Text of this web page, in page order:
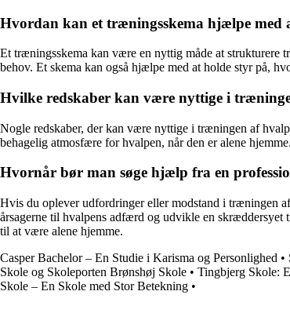
Hvordan kan et træningsskema hjælpe med
Et træningsskema kan være en nyttig måde at strukturere
behov. Et skema kan også hjælpe med at holde styr på,
Hvilke redskaber kan være nyttige i
Nogle redskaber, der kan være nyttige i træningen af
behagelig atmosfære for hvalpen, når den er alene
Hvornår bør man søge hjælp fra en
Hvis du oplever udfordringer eller modstand i træningen
årsagerne til hvalpens adfærd og udvikle en
til at være alene hjemme.
Casper Bachelor – En Studie i Karisma og Personlighed •
Skole og Skoleporten Brønshøj Skole • Tingbjerg Skole:
Skole – En Skole med Stor Betekning •